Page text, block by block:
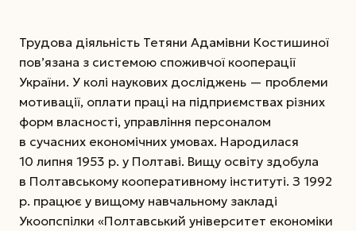
Трудова діяльність Тетяни Адамівни Костишиної
пов’язана з системою споживчої кооперації
України. У колі наукових досліджень — проблеми
мотивації, оплати праці на підприємствах різних
форм власності, управління персоналом
в сучасних економічних умовах. Народилася
10 липня 1953 р. у Полтаві. Вищу освіту здобула
в Полтавському кооперативному інституті. З 1992
р. працює у вищому навчальному закладі
Укоопспілки «Полтавський університет економіки